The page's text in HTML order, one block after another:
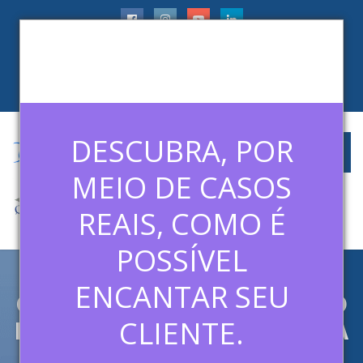
DESCUBRA, POR
MEIO DE CASOS
REAIS, COMO É
POSSÍVEL
ENCANTAR SEU
CLIENTE.
O ADMIRÁVEL MUNDO NOVO
DO BUSINESS TO BUSINESS NA